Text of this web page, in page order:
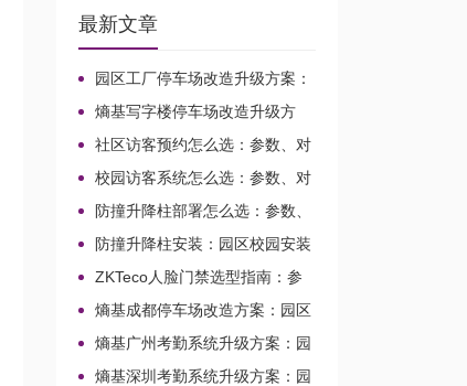
最新文章
园区工厂停车场改造升级方案：
车牌识别选型、报价与对接路径
熵基写字楼停车场改造升级方
案：园区与校园车行出入口整合路
社区访客预约怎么选：参数、对
接与调试判断
校园访客系统怎么选：参数、对
接与调试判断
防撞升降柱部署怎么选：参数、
接线与对接判断
防撞升降柱安装：园区校园安装
先看参数还是兼容
ZKTeco人脸门禁选型指南：参
数、接线
熵基成都停车场改造方案：园区
与校园出入口升级整合
熵基广州考勤系统升级方案：园
区校园场景的兼容改造路径
熵基深圳考勤系统升级方案：园